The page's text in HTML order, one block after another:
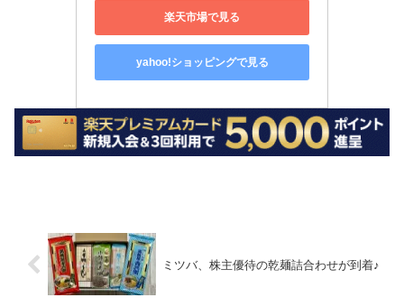
楽天市場で見る
yahoo!ショッピングで見る
ミツバ、株主優待の乾麺詰合わせが到着♪